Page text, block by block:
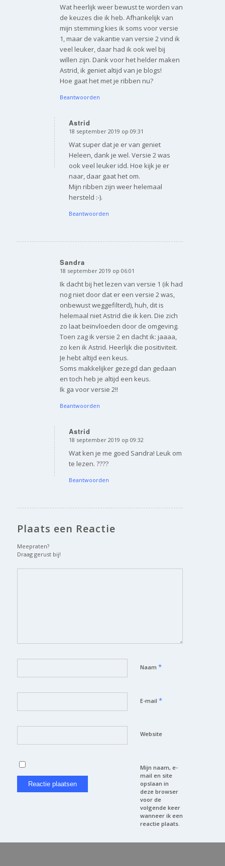
Wat heerlijk weer bewust te worden van
de keuzes die ik heb. Afhankelijk van
mijn stemming kies ik soms voor versie
1, maar de vakantie van versie 2 vind ik
veel leuker, daar had ik ook wel bij
willen zijn. Dank voor het helder maken
Astrid, ik geniet altijd van je blogs!
Hoe gaat het met je ribben nu?
Beantwoorden
Astrid
zegt:
18 september 2019 op 09:31
Wat super dat je er van geniet
Heleen, dank je wel. Versie 2 was
ook veel leuker idd. Hoe kijk je er
naar, daar gaat het om.
Mijn ribben zijn weer helemaal
hersteld :-).
Beantwoorden
Sandra
zegt:
18 september 2019 op 06:01
Ik dacht bij het lezen van versie 1 (ik had
nog niet door dat er een versie 2 was,
onbewust weggefilterd), huh, dit is
helemaal niet Astrid die ik ken. Die zich
zo laat beïnvloeden door de omgeving.
Toen zag ik versie 2 en dacht ik: jaaaa,
zo ken ik Astrid. Heerlijk die positiviteit.
Je hebt altijd een keus.
Soms makkelijker gezegd dan gedaan
en toch heb je altijd een keus.
Ik ga voor versie 2!!
Beantwoorden
Astrid
zegt:
18 september 2019 op 09:32
Wat ken je me goed Sandra! Leuk om
te lezen. ????
Beantwoorden
Plaats een Reactie
Meepraten?
Draag gerust bij!
Naam *
E-mail *
Website
Mijn naam, e-
mail en site
opslaan in
deze browser
voor de
volgende keer
wanneer ik een
reactie plaats.